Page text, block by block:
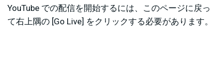
YouTube での配信を開始するには、このページに戻っ
て右上隅の [Go Live] をクリックする必要があります。